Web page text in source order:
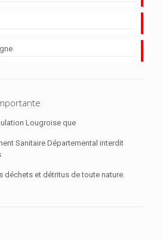
Lougroise que
Sanitaire Départemental interdit
déchets et détritus de toute nature.